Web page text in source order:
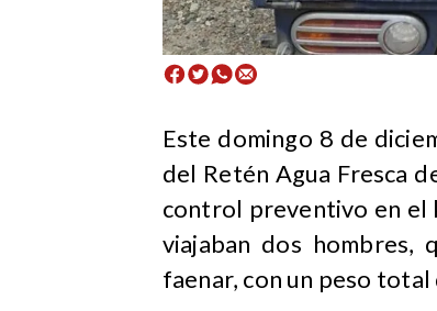
Este domingo 8 de
del Retén Agua Fresca
control preventivo en el
viajaban dos hombres,
faenar, con un peso